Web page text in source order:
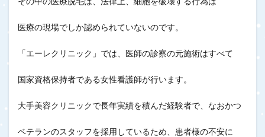
医療の現場でしか認められていないのです。
「エーレクリニック」では、医師の診察の元施術はすべて
国家資格保持者である女性看護師が行います。
大手美容クリニックで長年実績を積んだ経験者で、なおかつ
ベテランのスタッフを採用しているため、患者様の不安に